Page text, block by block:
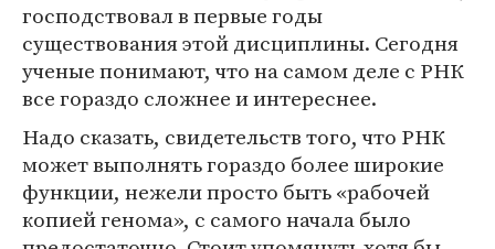
господствовал в первые годы
существования этой дисциплины. Сегодня
ученые понимают, что на самом деле с РНК
все гораздо сложнее и интереснее.
Надо сказать, свидетельств того, что РНК
может выполнять гораздо более широкие
функции, нежели просто быть «рабочей
копией генома», с самого начала было